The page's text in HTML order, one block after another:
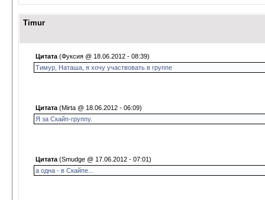
Timur
Цитата (Фуксия @ 18.06.2012 - 08:39)
Тимур, Наташа, я хочу участвовать в группе
Цитата (Mirta @ 18.06.2012 - 06:09)
Я за Скайп-группу.
Цитата (Smudge @ 17.06.2012 - 07:01)
а одна - в Скайпе...